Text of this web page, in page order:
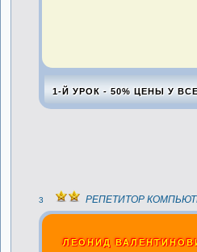
1-Й УРОК - 50% ЦЕНЫ У
3 РЕПЕТИТОР
ЛЕОНИД